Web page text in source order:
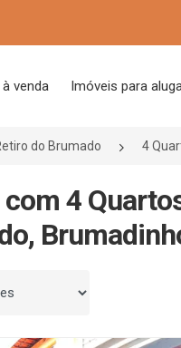
venda Imóveis para
do Brumado 4
com 4